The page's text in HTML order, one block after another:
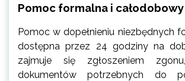
Pomoc formalna i
Pomoc w dopełnieniu niezbędnych
dostępna przez 24 godziny na
zajmuje się zgłoszeniem
dokumentów potrzebnych do